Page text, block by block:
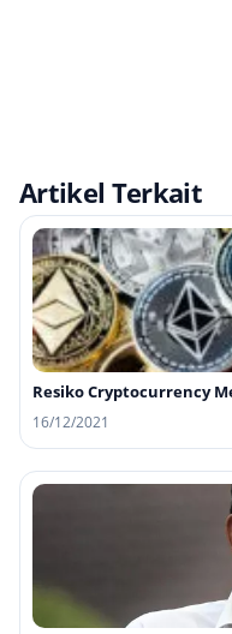
Artikel Terkait
Resiko Cryptocurrency
16/12/2021